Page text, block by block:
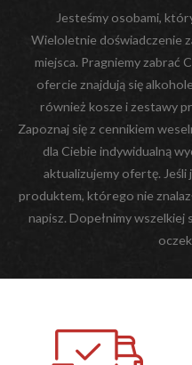
Jesteśmy osobami,
Wieloletnie doświadczenie
miejsca. Pragniemy zabrać
ofercie znajdują się
również kosze i zestawy
Zapoznaj się z cennikiem
dla Ciebie indywidualną
aktualizujemy ofertę.
produktem, którego nie
napisz. Dopełnimy